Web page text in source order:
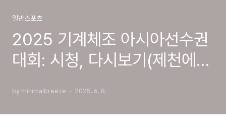
일반스포츠
2025 기계체조 아시아선수권
대회: 시청, 다시보기(제천에서
by minimalbreeze 2025. 6. 8.